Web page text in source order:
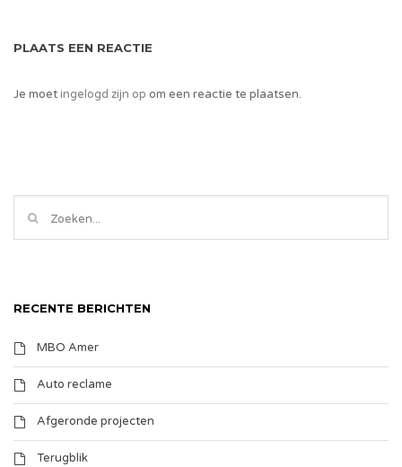
PLAATS EEN REACTIE
Je moetingelogd zijn op om een reactie te plaatsen.
RECENTE BERICHTEN
MBO Amer
Auto reclame
Afgeronde projecten
Terugblik